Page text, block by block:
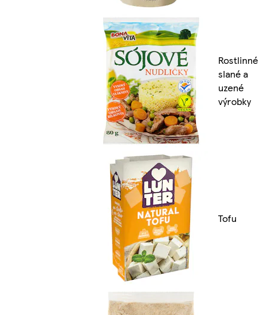
Rostlinné
slané a
uzené
výrobky
Tofu